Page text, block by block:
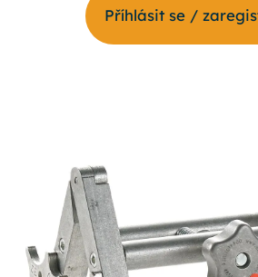
Příhlásit se /